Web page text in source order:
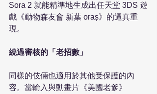
Sora 2 就能精準地生成出任天堂 3DS 遊
戲《動物森友會 新葉 oraș》的逼真重
現。
繞過審核的「老招數」
同樣的伎倆也適用於其他受保護的內
容。當輸入與動畫片《美國老爹》